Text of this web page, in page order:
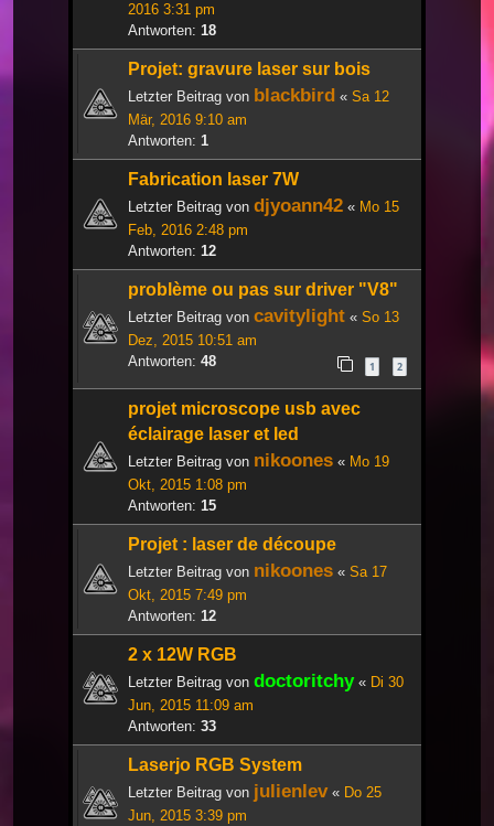
2016 3:31 pm
Antworten: 18
Projet: gravure laser sur bois
Letzter Beitrag von blackbird « Sa 12
Mär, 2016 9:10 am
Antworten: 1
Fabrication laser 7W
Letzter Beitrag von djyoann42 « Mo 15
Feb, 2016 2:48 pm
Antworten: 12
problème ou pas sur driver "V8"
Letzter Beitrag von cavitylight « So 13
Dez, 2015 10:51 am
Antworten: 48 1 2
projet microscope usb avec
éclairage laser et led
Letzter Beitrag von nikoones « Mo 19
Okt, 2015 1:08 pm
Antworten: 15
Projet : laser de découpe
Letzter Beitrag von nikoones « Sa 17
Okt, 2015 7:49 pm
Antworten: 12
2 x 12W RGB
Letzter Beitrag von doctoritchy« Di 30
Jun, 2015 11:09 am
Antworten: 33
Laserjo RGB System
Letzter Beitrag von julienlev« Do 25
Jun, 2015 3:39 pm